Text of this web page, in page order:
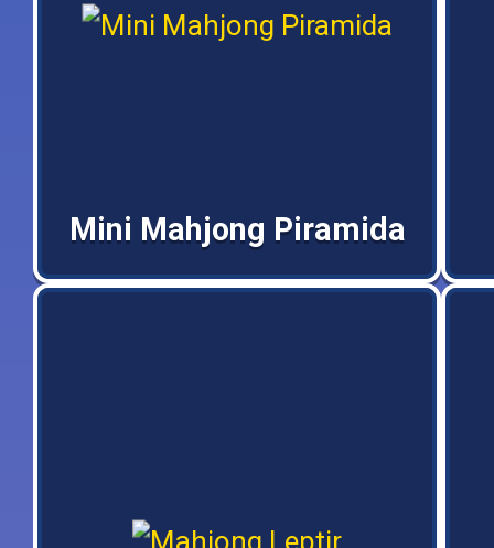
Mini Mahjong Piramida